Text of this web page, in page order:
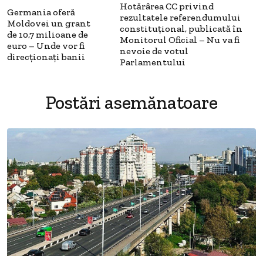
Germania oferă
Moldovei un grant
de 10,7 milioane de
euro – Unde vor fi
direcționați banii
Hotărârea CC privind
rezultatele referendumului
constituțional, publicată în
Monitorul Oficial – Nu va fi
nevoie de votul
Parlamentului
Postări asemănatoare